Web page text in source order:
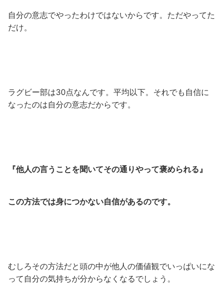
自分の意志でやったわけではないからです。ただやってた
だけ。
ラグビー部は30点なんです。平均以下。それでも自信に
なったのは自分の意志だからです。
『他人の言うことを聞いてその通りやって褒められる』
この方法では身につかない自信があるのです。
むしろその方法だと頭の中が他人の価値観でいっぱいにな
って自分の気持ちが分からなくなるでしょう。